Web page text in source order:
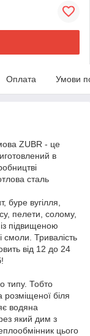
Оплата Умови
ZUBR - це
в
сталь
буре вугілля,
пелети, солому,
підвищеною
смоли. Тривалість
від 12 до 24
типу. Тобто
біля
водяна
який дим з
цього